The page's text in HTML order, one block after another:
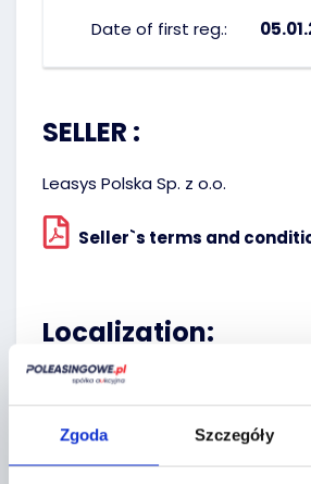
Zgoda Szczegóły
Date of first reg.:
SELLER :
Leasys Polska Sp. z o.o.
Seller`s terms and
Localization:
Tarczyn,
Żytnia 2
+